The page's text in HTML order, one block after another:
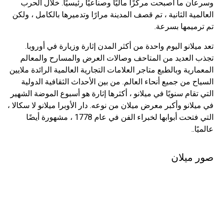
وسرعان ما أصبحت مركزًا ماليًا وصناعيًا رئيسيًا. خلال الحرب
العالمية الثانية ، تم قصف المدينة مرارًا وتدميرها بالكامل ، ولكن
تم ترميمها بسرعة.
تعد ميلانو اليوم واحدة من أكثر المدن إثارة وزيارة في أوروبا.
تجذب العديد من المتاحف وصالات العرض والمسارح والمعالم
المعمارية وبالطبع متاجر العلامات التجارية العالمية الرائدة ملايين
السياح من جميع أنحاء العالم. من بين الأحداث الثقافية الدولية
التي تقام سنويًا في ميلانو ، أكثرها إثارة هو أسبوع الموضة الشهير
في ميلانو وأكبر معرض ميلان من نوعه. دار الأوبرا ميلانو لا سكالا ،
التي فتحت أبوابها لخبراء الفن في عام 1778 ، مشهورة أيضًا
عالميًا..
صور ميلان